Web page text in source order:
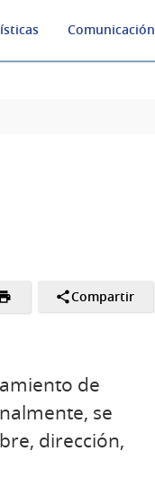
Comunicación
Compartir
de
se
dirección,